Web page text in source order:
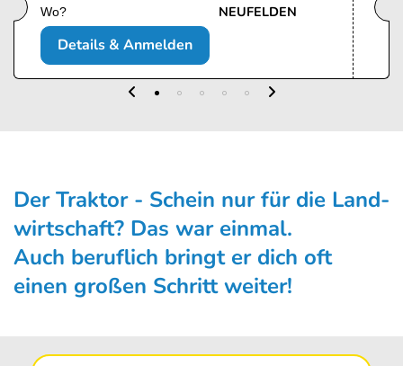
Wo? NEUFELDEN
Details & Anmelden
Der Traktor - Schein nur für die Land­
wirt­schaft? Das war ein­mal.
Auch beruflich bringt er dich oft
einen großen Schritt weiter!